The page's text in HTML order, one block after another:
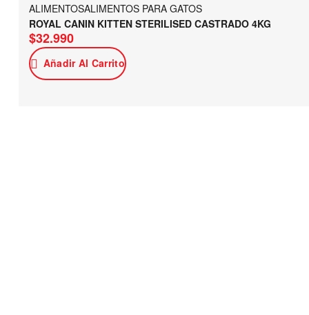
ALIMENTOSALIMENTOS PARA GATOS
ROYAL CANIN KITTEN STERILISED CASTRADO 4KG
$32.990
Añadir Al Carrito